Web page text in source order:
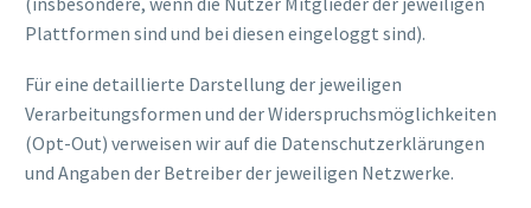
Plattformen sind und bei diesen eingeloggt sind).
Für eine detaillierte Darstellung der jeweiligen
Verarbeitungsformen und der Widerspruchsmöglichkeiten
(Opt-Out) verweisen wir auf die Datenschutzerklärungen
und Angaben der Betreiber der jeweiligen Netzwerke.